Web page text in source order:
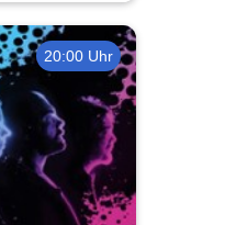
20:00 Uhr